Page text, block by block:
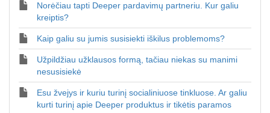
Norėčiau tapti Deeper pardavimų partneriu. Kur galiu
kreiptis?
Kaip galiu su jumis susisiekti iškilus problemoms?
Užpildžiau užklausos formą, tačiau niekas su manimi
nesusisiekė
Esu žvejys ir kuriu turinį socialiniuose tinkluose. Ar galiu
kurti turinį apie Deeper produktus ir tikėtis paramos